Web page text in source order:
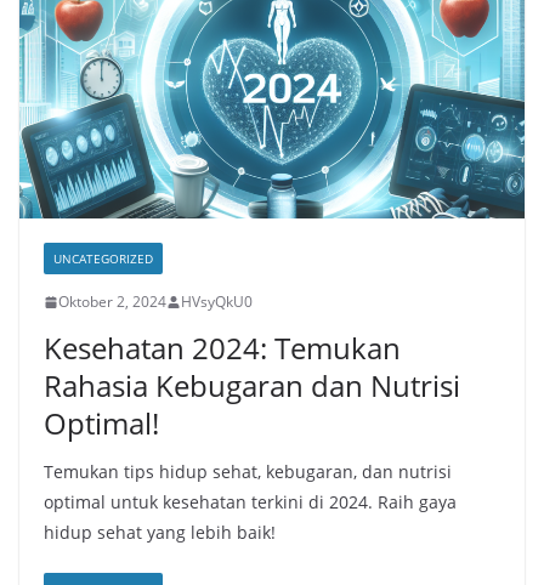
UNCATEGORIZED
Oktober 2, 2024 HVsyQkU0
Kesehatan 2024: Temukan
Rahasia Kebugaran dan Nutrisi
Optimal!
Temukan tips hidup sehat, kebugaran, dan nutrisi
optimal untuk kesehatan terkini di 2024. Raih gaya
hidup sehat yang lebih baik!